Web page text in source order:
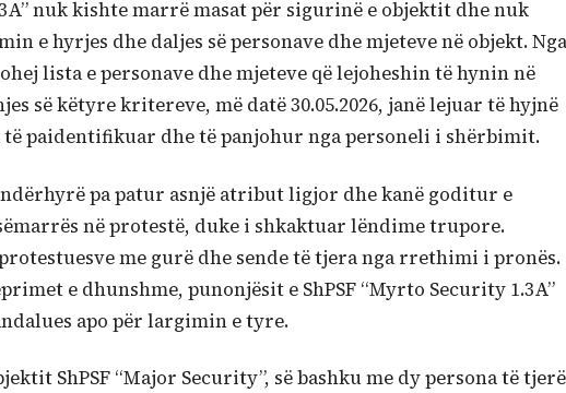
nuk kishte marrë masat për sigurinë e objektit dhe nuk
e hyrjes dhe daljes së personave dhe mjeteve në objekt. Nga
lista e personave dhe mjeteve që lejoheshin të hynin në
së këtyre kritereve, më datë 30.05.2026, janë lejuar të hyjnë
paidentifikuar dhe të panjohur nga personeli i shërbimit.
pa patur asnjë atribut ligjor dhe kanë goditur e
në protestë, duke i shkaktuar lëndime trupore.
me gurë dhe sende të tjera nga rrethimi i pronës.
e dhunshme, punonjësit e ShPSF “Myrto Security 1.3A”
apo për largimin e tyre.
ShPSF “Major Security”, së bashku me dy persona të